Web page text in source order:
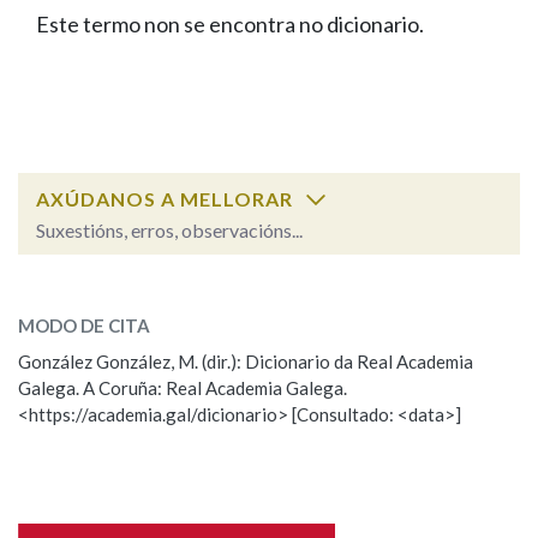
FIGURAS HOMENAXEADAS
PORTAL DAS PALABRAS
Facebook
TwitterYoutubeInstagram
Bluesky
BUSCAR NOS LEMAS
Remata por
BUSCAR NO CONTIDO
Nas definicións
Este termo non se encontra no dicionario.
AXÚDANOS A MELLORAR
Suxestións, erros, observacións...
Observación
Nome
MODO DE CITA
González González, M. (dir.): Dicionario da Real Academia
Galega. A Coruña: Real Academia Galega.
<https://academia.gal/dicionario> [Consultado: <data>]